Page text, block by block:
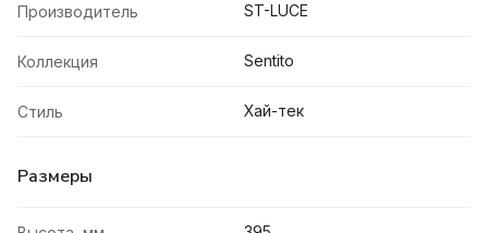
Производитель ST-LUCE
Коллекция Sentito
Стиль Хай-тек
Размеры